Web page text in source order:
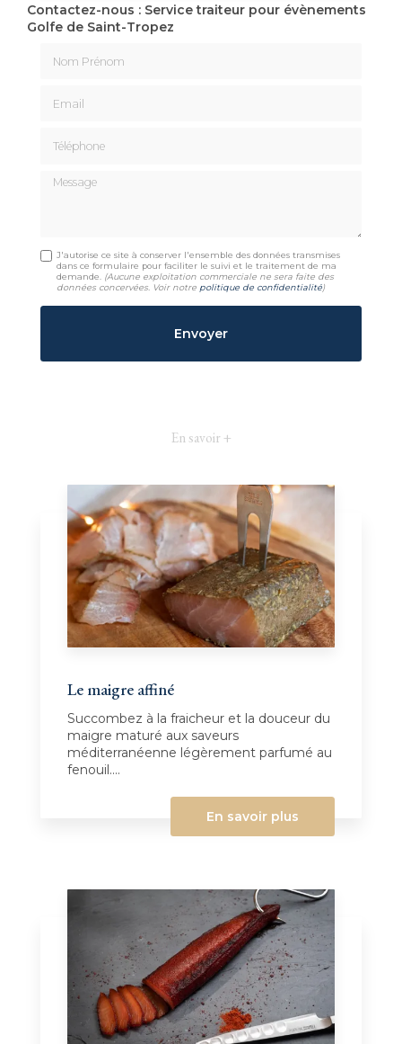
Contactez-nous : Service traiteur pour évènements
Golfe de Saint-Tropez
Message
J'autorise ce site à conserver l'ensemble des données transmises
dans ce formulaire pour faciliter le suivi et le traitement de ma
demande. (Aucune exploitation commerciale ne sera faite des
données concervées. Voir notre politique de confidentialité)
En savoir +
Le maigre affiné
Succombez à la fraicheur et la douceur du
maigre maturé aux saveurs
méditerranéenne légèrement parfumé au
fenouil....
En savoir plus